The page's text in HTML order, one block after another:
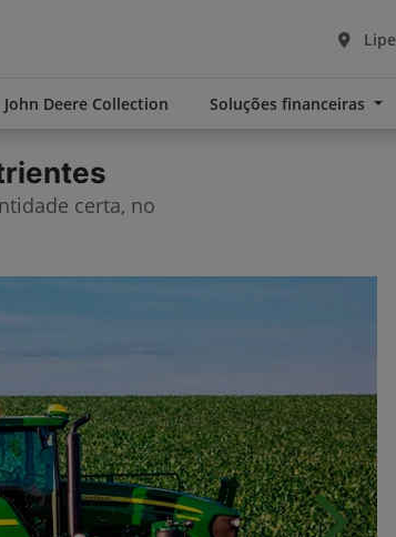
John Deere Collection Soluções financeiras
certa, no